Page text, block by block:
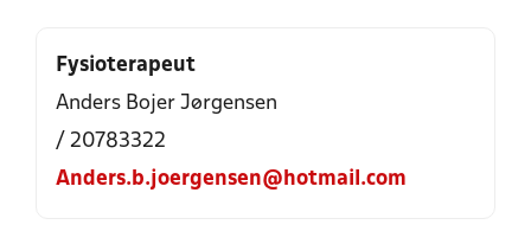
Fysioterapeut
Anders Bojer Jørgensen
/ 20783322
Anders.b.joergensen@hotmail.com